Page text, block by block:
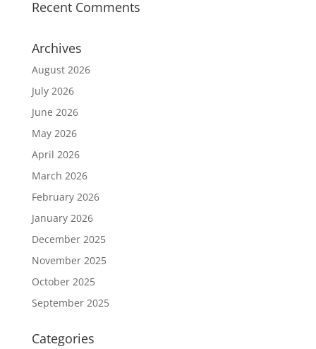
Recent Comments
Archives
August 2026
July 2026
June 2026
May 2026
April 2026
March 2026
February 2026
January 2026
December 2025
November 2025
October 2025
September 2025
Categories